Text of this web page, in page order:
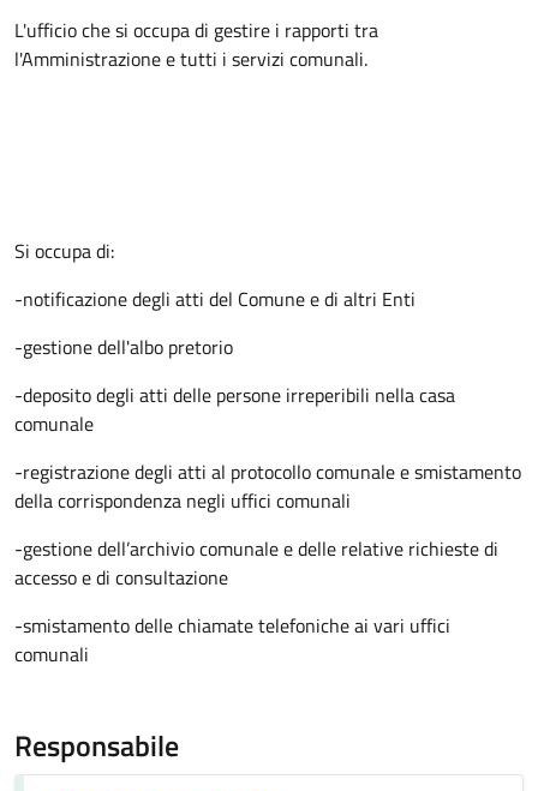
L'ufficio che si occupa di gestire i rapporti tra
l'Amministrazione e tutti i servizi comunali.
Si occupa di:
-notificazione degli atti del Comune e di altri Enti
-gestione dell'albo pretorio
-deposito degli atti delle persone irreperibili nella casa
comunale
-registrazione degli atti al protocollo comunale e smistamento
della corrispondenza negli uffici comunali
-gestione dell’archivio comunale e delle relative richieste di
accesso e di consultazione
-smistamento delle chiamate telefoniche ai vari uffici
comunali
Responsabile